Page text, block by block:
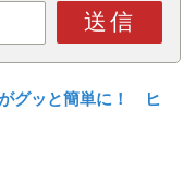
送信
がグッと簡単に！ ヒ